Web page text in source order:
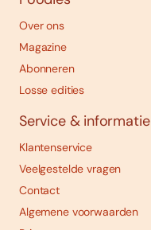
Over ons
Magazine
Abonneren
Losse edities
Service & informatie
Klantenservice
Veelgestelde vragen
Contact
Algemene voorwaarden